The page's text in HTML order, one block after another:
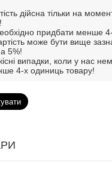
дійсна тільки на
придбати менше
може бути вище
5%!
випадки, коли у нас
4-х одиниць товару!